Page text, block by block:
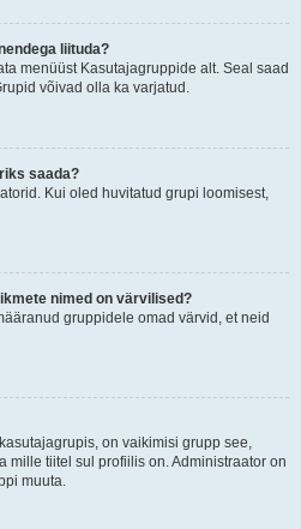
liituda?
menüüst Kasutajagruppide alt. Seal saad
võivad olla ka varjatud.
saada?
Kui oled huvitatud grupi loomisest,
nimed on värvilised?
gruppidele omad värvid, et neid
on vaikimisi grupp see,
mille tiitel sul profiilis on. Administraator on
muuta.